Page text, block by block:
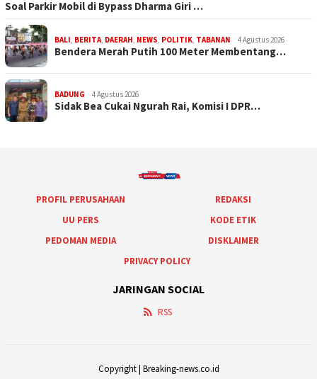
Soal Parkir Mobil di Bypass Dharma Giri …
BALI, BERITA, DAERAH, NEWS, POLITIK, TABANAN 4 Agustus 2026
Bendera Merah Putih 100 Meter Membentang…
BADUNG 4 Agustus 2026
Sidak Bea Cukai Ngurah Rai, Komisi I DPR…
PROFIL PERUSAHAAN
REDAKSI
UU PERS
KODE ETIK
PEDOMAN MEDIA
DISKLAIMER
PRIVACY POLICY
JARINGAN SOCIAL
RSS
Copyright | Breaking-news.co.id